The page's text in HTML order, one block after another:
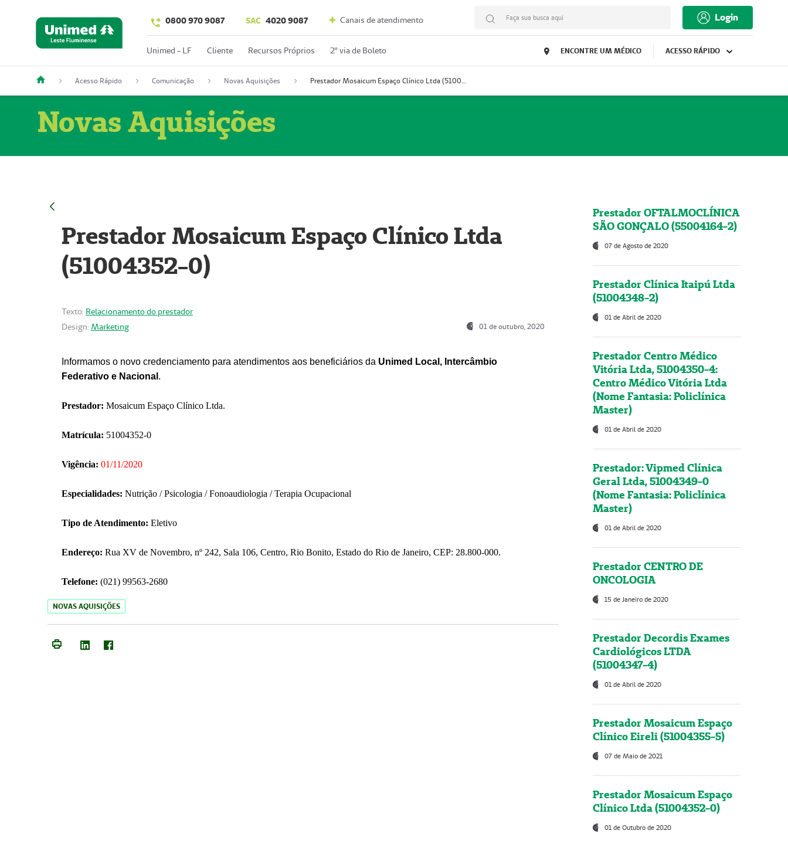
0800 970 9087 SAC 4020 9087 Canais de atendimento Faça sua busca aqui Login
Unimed - LF Cliente Recursos Próprios 2º via de Boleto ENCONTRE UM MÉDICO ACESSO RÁPIDO
Acesso Rápido Comunicação Novas Aquisições Prestador Mosaicum Espaço Clínico Ltda (51004352-0)
Novas Aquisições
Prestador Mosaicum Espaço Clínico Ltda
(51004352-0)
Texto: Relacionamento do prestador
Design: Marketing 01 de outubro, 2020
Informamos o novo credenciamento para atendimentos aos beneficiários da Unimed Local, Intercâmbio
Federativo e Nacional .
Prestador: Mosaicum Espaço Clínico Ltda.
Matrícula: 51004352-0
Vigência: 01/11/2020
Especialidades: Nutrição / Psicologia / Fonoaudiologia / Terapia Ocupacional
Tipo de Atendimento: Eletivo
Endereço: Rua XV de Novembro, nº 242, Sala 106, Centro, Rio Bonito, Estado do Rio de Janeiro, CEP: 28.800-000.
Telefone: (021) 99563-2680
NOVAS AQUISIÇÕES
Prestador OFTALMOCLÍNICA
SÃO GONÇALO (55004164-2)
07 de Agosto de 2020
Prestador Clínica Itaipú Ltda
(51004348-2)
01 de Abril de 2020
Prestador Centro Médico
Vitória Ltda, 51004350-4:
Centro Médico Vitória Ltda
(Nome Fantasia: Policlínica
Master)
01 de Abril de 2020
Prestador: Vipmed Clínica
Geral Ltda, 51004349-0
(Nome Fantasia: Policlínica
Master)
01 de Abril de 2020
Prestador CENTRO DE
ONCOLOGIA
15 de Janeiro de 2020
Prestador Decordis Exames
Cardiológicos LTDA
(51004347-4)
01 de Abril de 2020
Prestador Mosaicum Espaço
Clínico Eireli (51004355-5)
07 de Maio de 2021
Prestador Mosaicum Espaço
Clínico Ltda (51004352-0)
01 de Outubro de 2020